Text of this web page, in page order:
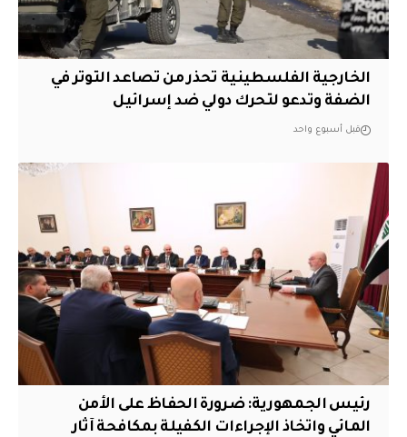
الخارجية الفلسطينية تحذر من تصاعد التوتر في
الضفة وتدعو لتحرك دولي ضد إسرائيل
قبل أسبوع واحد
رئيس الجمهورية: ضرورة الحفاظ على الأمن
المائي واتخاذ الإجراءات الكفيلة بمكافحة آثار